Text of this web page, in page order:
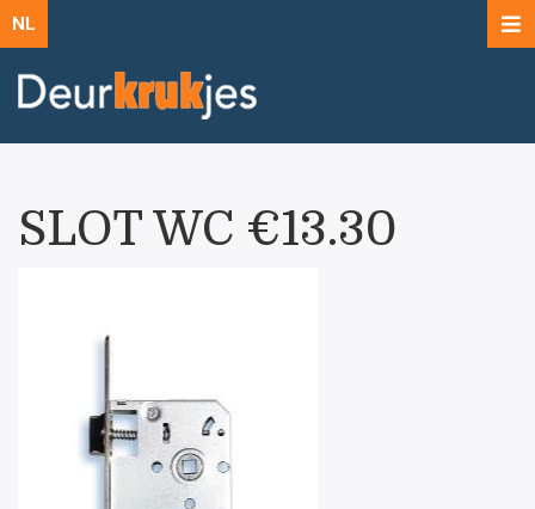
NL
SLOT WC €13.30